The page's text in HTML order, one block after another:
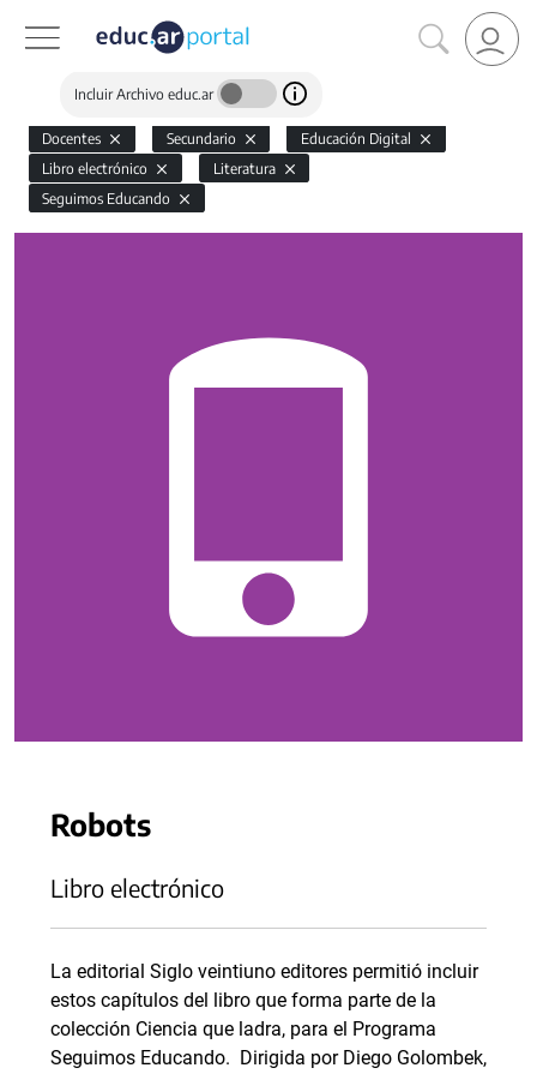
Incluir Archivo educ.ar
Docentes Secundario
Educación Digital
Libro electrónico
Literatura
Seguimos Educando
Robots
Libro electrónico
La editorial Siglo veintiuno editores permitió incluir
estos capítulos del libro que forma parte de la
colección Ciencia que ladra, para el Programa
Seguimos Educando. Dirigida por Diego Golombek,